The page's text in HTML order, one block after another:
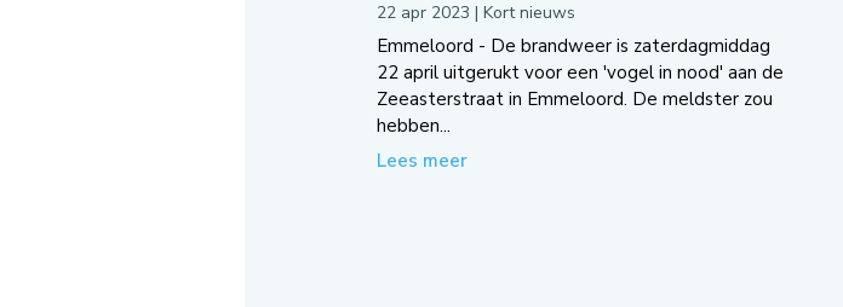
22 apr 2023 | Kort nieuws
Emmeloord - De brandweer is zaterdagmiddag
22 april uitgerukt voor een 'vogel in nood' aan de
Zeeasterstraat in Emmeloord. De meldster zou
hebben...
Lees meer